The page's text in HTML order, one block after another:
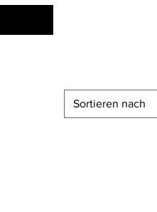
Sortieren nach